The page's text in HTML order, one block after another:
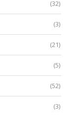
(32)
(3)
(21)
(5)
(52)
(3)